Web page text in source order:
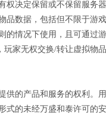
决定保留或不保留服务
品数据，包括但不限于游
的情况下使用，且可通过
家无权交换/转让虚拟物品
供的产品和服务的权利。
式的未经万盛和泰许可的